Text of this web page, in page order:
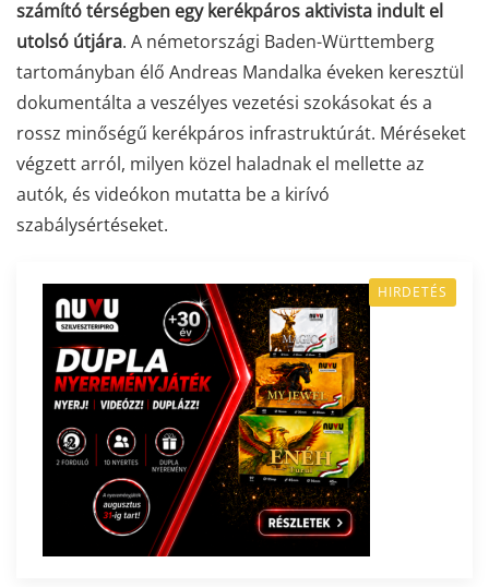
számító térségben egy kerékpáros aktivista indult el
utolsó útjára. A németországi Baden-Württemberg
tartományban élő Andreas Mandalka éveken keresztül
dokumentálta a veszélyes vezetési szokásokat és a
rossz minőségű kerékpáros infrastruktúrát. Méréseket
végzett arról, milyen közel haladnak el mellette az
autók, és videókon mutatta be a kirívó
szabálysértéseket.
HIRDETÉS